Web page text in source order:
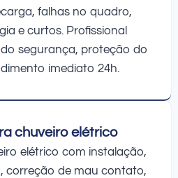
falhas no quadro,
e curtos. Profissional
segurança, proteção do
imediato 24h.
chuveiro elétrico
elétrico com instalação,
correção de mau contato,